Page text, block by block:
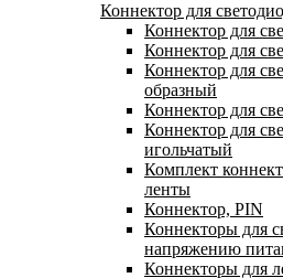
Коннектор для
Коннектор для
Коннектор для
Коннектор для
образный
Коннектор для
Коннектор для
игольчатый
Комплект
ленты
Коннектор, PIN
Коннекторы для
напряжению
Коннекторы для